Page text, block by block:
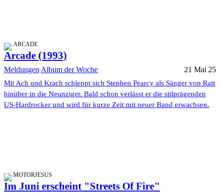
ARCADE
Arcade (1993)
Meldungen Album der Woche 21 Mai 25
Mit Ach und Krach schleppt sich Stephen Pearcy als Sänger von Ratt
hinüber in die Neunziger. Bald schon verlässt er die stilprägenden
US-Hardrocker und wird für kurze Zeit mit neuer Band erwachsen.
MOTORJESUS
Im Juni erscheint "Streets Of Fire"